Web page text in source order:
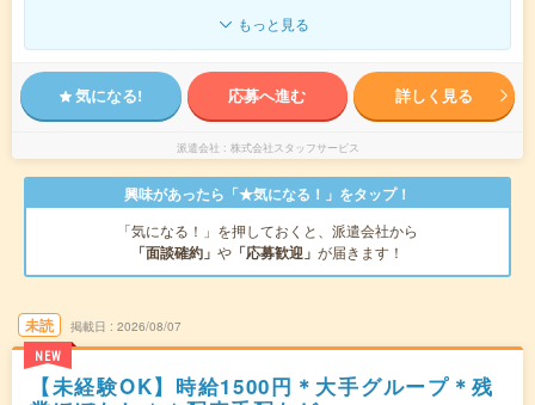
もっと見る
気になる! 応募へ進む 詳しく見る
派遣会社 株式会社スタッフサービス
興味があったら「★気になる！」をタップ！
「気になる！」を押しておくと、派遣会社から
「面談確約」 や 「応募歓迎」 が届きます！
未読
NEW
掲載日 2026/08/07
【未経験OK】時給1500円＊大手グループ＊残